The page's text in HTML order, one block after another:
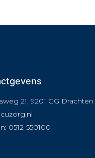
21, 9201 GG Drachten
0512-550100